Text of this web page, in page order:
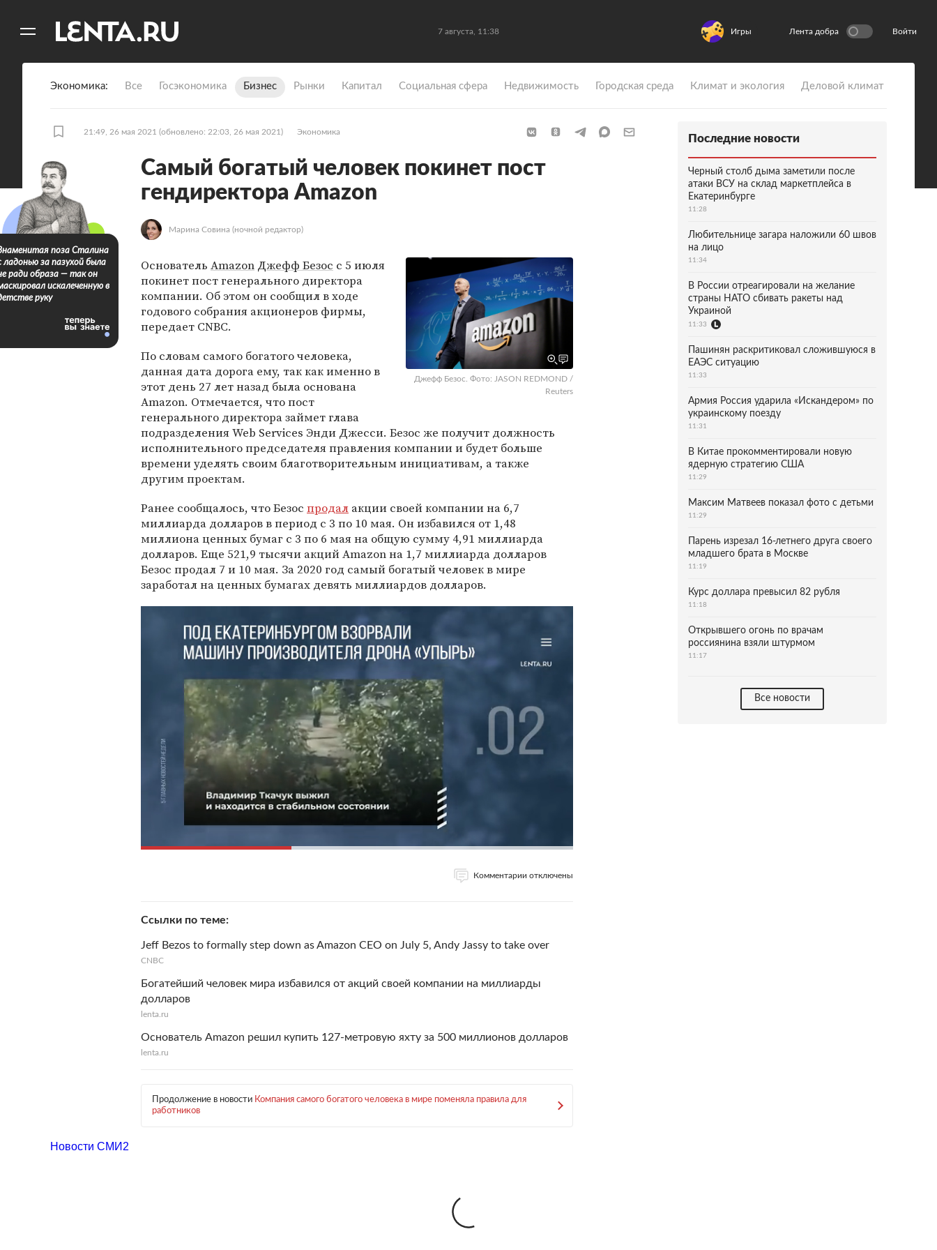
7 августа, 11:38 Игры Лента добра Войти
Экономика Все Госэкономика Бизнес Рынки Капитал Социальная сфера Недвижимость Городская среда Климат и экология Деловой климат
21:49, 26 мая 2021 (обновлено: 22:03, 26 мая 2021) Экономика
Самый богатый человек покинет пост
гендиректора Amazon
Марина Совина (ночной редактор)
Джефф Безос. Фото: JASON REDMOND /
Reuters
Основатель Amazon Джефф Безос с 5 июля
покинет пост генерального директора
компании. Об этом он сообщил в ходе
годового собрания акционеров фирмы,
передает CNBC.
По словам самого богатого человека,
данная дата дорога ему, так как именно в
этот день 27 лет назад была основана
Amazon. Отмечается, что пост
генерального директора займет глава
подразделения Web Services Энди Джесси. Безос же получит должность
исполнительного председателя правления компании и будет больше
времени уделять своим благотворительным инициативам, а также
другим проектам.
Ранее сообщалось, что Безос продал акции своей компании на 6,7
миллиарда долларов в период с 3 по 10 мая. Он избавился от 1,48
миллиона ценных бумаг с 3 по 6 мая на общую сумму 4,91 миллиарда
долларов. Еще 521,9 тысячи акций Amazon на 1,7 миллиарда долларов
Безос продал 7 и 10 мая. За 2020 год самый богатый человек в мире
заработал на ценных бумагах девять миллиардов долларов.
Комментарии отключены
Ссылки по теме
Jeff Bezos to formally step down as Amazon CEO on July 5, Andy Jassy to take over
CNBC
Богатейший человек мира избавился от акций своей компании на миллиарды
долларов
lenta.ru
Основатель Amazon решил купить 127-метровую яхту за 500 миллионов долларов
lenta.ru
Продолжение в новости Компания самого богатого человека в мире поменяла правила для
работников
поза Сталина
ладонью за пазухой была
ради образа — так он
искалеченную в
руку
Последние новости
Черный столб дыма заметили после
атаки ВСУ на склад маркетплейса в
Екатеринбурге
11:28
Любительнице загара наложили 60 швов
на лицо
11:34
В России отреагировали на желание
страны НАТО сбивать ракеты над
Украиной
11:33
Пашинян раскритиковал сложившуюся в
ЕАЭС ситуацию
11:33
Армия Россия ударила «Искандером» по
украинскому поезду
11:31
В Китае прокомментировали новую
ядерную стратегию США
11:29
Максим Матвеев показал фото с детьми
11:29
Парень изрезал 16-летнего друга своего
младшего брата в Москве
11:19
Курс доллара превысил 82 рубля
11:18
Открывшего огонь по врачам
россиянина взяли штурмом
11:17
Все новости
Новости СМИ2